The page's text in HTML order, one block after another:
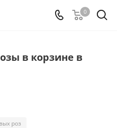
0
в корзине в
роз